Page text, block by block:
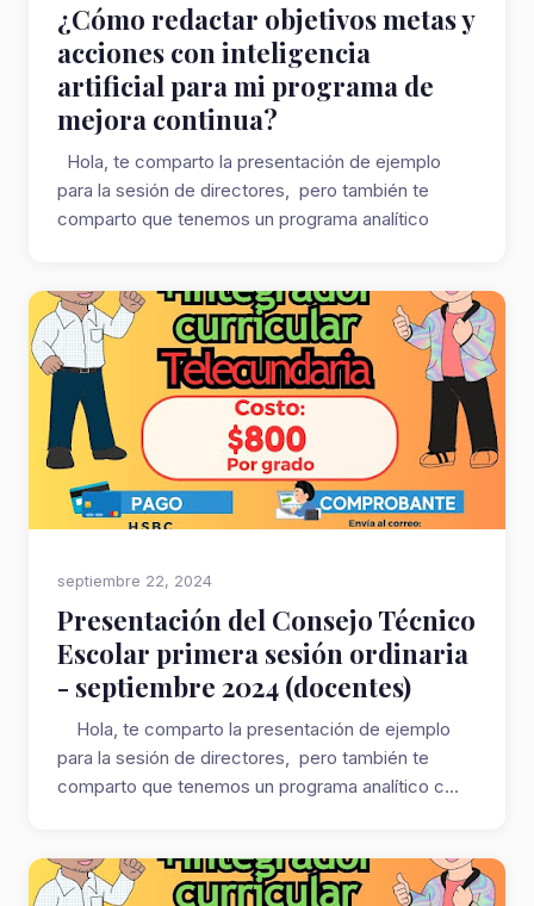
¿Cómo redactar objetivos metas y
acciones con inteligencia
artificial para mi programa de
mejora continua?
Hola, te comparto la presentación de ejemplo
para la sesión de directores, pero también te
comparto que tenemos un programa analítico
septiembre 22, 2024
Presentación del Consejo Técnico
Escolar primera sesión ordinaria
- septiembre 2024 (docentes)
Hola, te comparto la presentación de ejemplo
para la sesión de directores, pero también te
comparto que tenemos un programa analítico c...